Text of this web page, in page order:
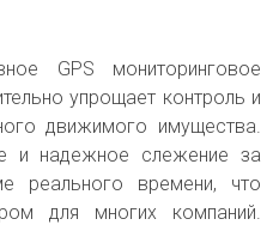
GPS мониторинговое
упрощает контроль и
движимого имущества.
и надежное слежение за
реального времени, что
для многих компаний.